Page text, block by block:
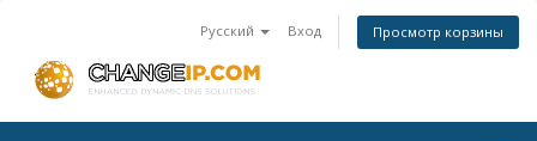
Русский Вход Просмотр корзины